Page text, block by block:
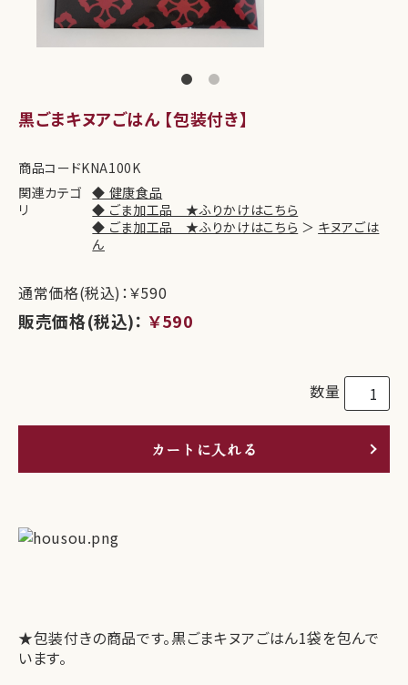
黒ごまキヌアごはん 【包装付き】
商品コードKNA100K
関連カテゴ
リ
◆ 健康食品
◆ ごま加工品 ★ふりかけはこちら
◆ ごま加工品 ★ふりかけはこちら ＞ キヌアごは
ん
通常価格(税込)：￥590
販売価格(税込)： ￥590
数量
カートに入れる
★包装付きの商品です。黒ごまキヌアごはん1袋を包んで
います。